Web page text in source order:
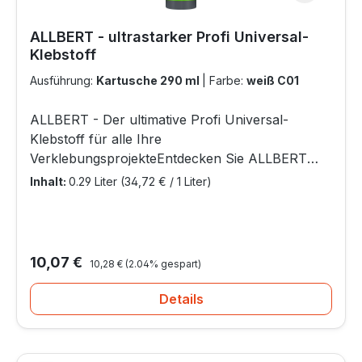
ALLBERT - ultrastarker Profi Universal-
Klebstoff
Ausführung: Kartusche 290 ml Farbe: weiß C01
ALLBERT - Der ultimative Profi Universal-
Klebstoff für alle Ihre
VerklebungsprojekteEntdecken Sie ALLBERT
von OTTO-CHEMIE, Ihren Partner für
Anfangshaftung und eine dauerhafte
Endfestigkeit, ideal für anspruchsvolle
Anwendungen auf feuchten und trockenen
Oberflächen.Perfekt für zahlreiche
AnwendungenBau und Renovierung:
Zuverlässige Befestigung von Bauelementen
Inhalt: 0.29 Liter (34,72 € / 1 Liter)
Verkaufspreis:
10,07 € Regulärer Preis:
10,28 € (2.04% gespart)
Details